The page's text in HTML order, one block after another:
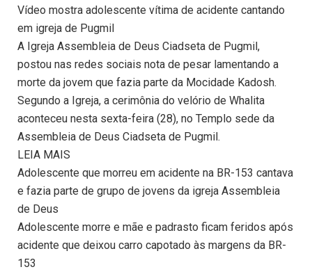
Vídeo mostra adolescente vítima de acidente cantando
em igreja de Pugmil
A Igreja Assembleia de Deus Ciadseta de Pugmil,
postou nas redes sociais nota de pesar lamentando a
morte da jovem que fazia parte da Mocidade Kadosh.
Segundo a Igreja, a cerimônia do velório de Whalita
aconteceu nesta sexta-feira (28), no Templo sede da
Assembleia de Deus Ciadseta de Pugmil.
LEIA MAIS
Adolescente que morreu em acidente na BR-153 cantava
e fazia parte de grupo de jovens da igreja Assembleia
de Deus
Adolescente morre e mãe e padrasto ficam feridos após
acidente que deixou carro capotado às margens da BR-
153